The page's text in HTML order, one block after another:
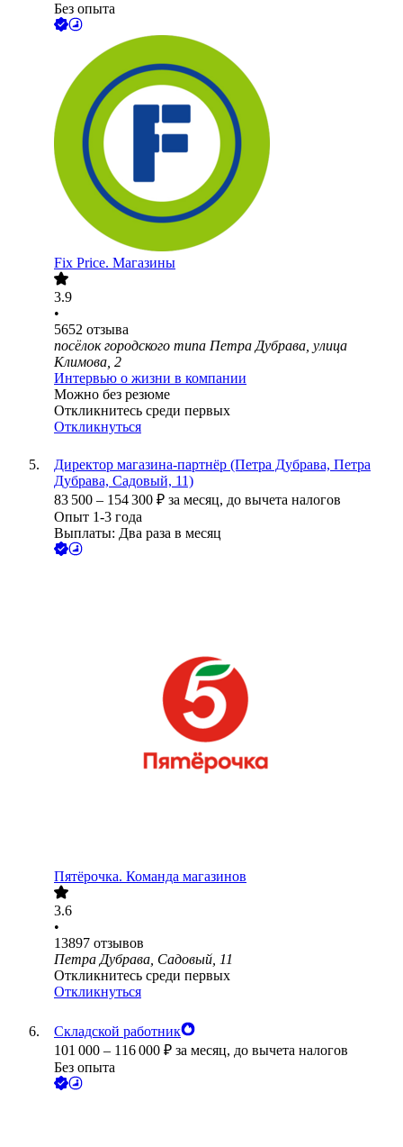
Без опыта
Fix Price. Магазины
3.9
•
5652 отзыва
посёлок городского типа Петра Дубрава, улица
Климова, 2
Интервью о жизни в компании
Можно без резюме
Откликнитесь среди первых
Откликнуться
Директор магазина-партнёр (Петра Дубрава, Петра
Дубрава, Садовый, 11)
83 500 – 154 300 ₽ за месяц, до вычета налогов
Опыт 1-3 года
Выплаты: Два раза в месяц
Пятёрочка. Команда магазинов
3.6
•
13897 отзывов
Петра Дубрава, Садовый, 11
Откликнитесь среди первых
Откликнуться
Складской работник
101 000 – 116 000 ₽ за месяц, до вычета налогов
Без опыта